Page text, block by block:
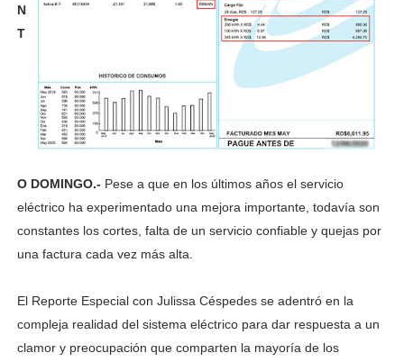
N
T
O DOMINGO.- Pese a que en los últimos años el servicio
eléctrico ha experimentado una mejora importante, todavía son
constantes los cortes, falta de un servicio confiable y quejas por
una factura cada vez más alta.
El Reporte Especial con Julissa Céspedes se adentró en la
compleja realidad del sistema eléctrico para dar respuesta a un
clamor y preocupación que comparten la mayoría de los